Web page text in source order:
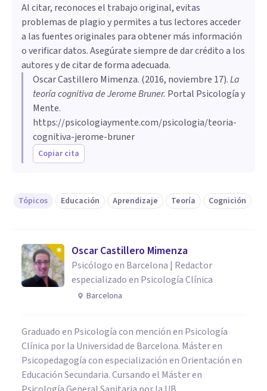
Al citar, reconoces el trabajo original, evitas
problemas de plagio y permites a tus lectores acceder
a las fuentes originales para obtener más información
o verificar datos. Asegúrate siempre de dar crédito a los
autores y de citar de forma adecuada.
Oscar Castillero Mimenza. (2016, noviembre 17).La
teoría cognitiva de Jerome Bruner. Portal Psicología y
Mente.
https://psicologiaymente.com/psicologia/teoria-
cognitiva-jerome-bruner
Copiar cita
Tópicos Educación Aprendizaje Teoría Cognición
Oscar Castillero Mimenza
Psicólogo en Barcelona | Redactor
especializado en Psicología Clínica
Barcelona
Graduado en Psicología con mención en Psicología
Clínica por la Universidad de Barcelona. Máster en
Psicopedagogía con especialización en Orientación en
Educación Secundaria. Cursando el Máster en